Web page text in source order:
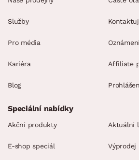
Služby
Pro média
Kariéra
Blog
Affiliate
Speciální nabídky
Akční produkty Aktuální
E-shop speciál Výprodej